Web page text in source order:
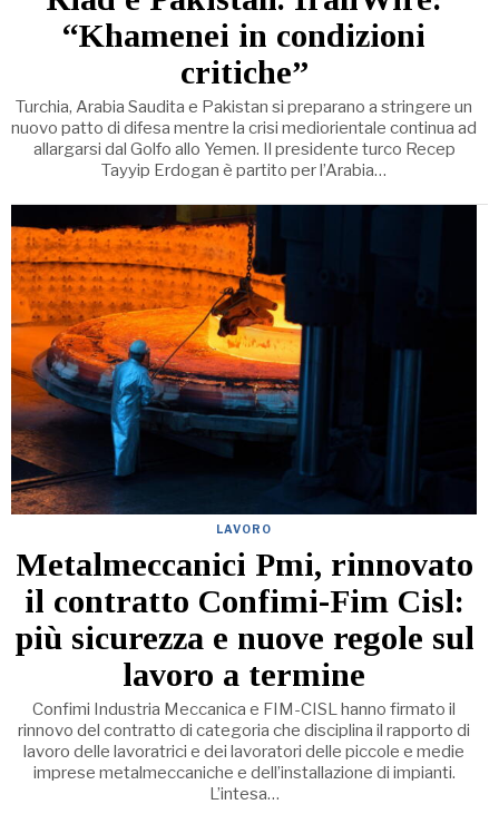
“Khamenei in condizioni
critiche”
Turchia, Arabia Saudita e Pakistan si preparano a stringere un
nuovo patto di difesa mentre la crisi mediorientale continua ad
allargarsi dal Golfo allo Yemen. Il presidente turco Recep
Tayyip Erdogan è partito per l’Arabia…
LAVORO
Metalmeccanici Pmi, rinnovato
il contratto Confimi-Fim Cisl:
più sicurezza e nuove regole sul
lavoro a termine
Confimi Industria Meccanica e FIM-CISL hanno firmato il
rinnovo del contratto di categoria che disciplina il rapporto di
lavoro delle lavoratrici e dei lavoratori delle piccole e medie
imprese metalmeccaniche e dell’installazione di impianti.
L’intesa…